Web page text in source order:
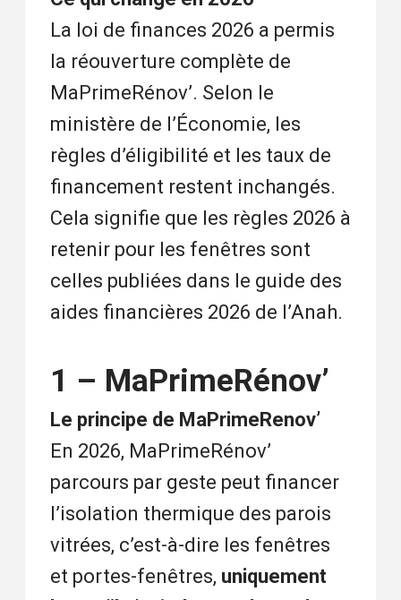
La loi de finances 2026 a permis
la réouverture complète de
MaPrimeRénov’. Selon le
ministère de l’Économie, les
règles d’éligibilité et les taux de
financement restent inchangés.
Cela signifie que les règles 2026 à
retenir pour les fenêtres sont
celles publiées dans le guide des
aides financières 2026 de l’Anah.
1 – MaPrimeRénov’
Le principe de MaPrimeRenov’
En 2026, MaPrimeRénov’
parcours par geste peut financer
l’isolation thermique des parois
vitrées, c’est-à-dire les fenêtres
et portes-fenêtres, uniquement